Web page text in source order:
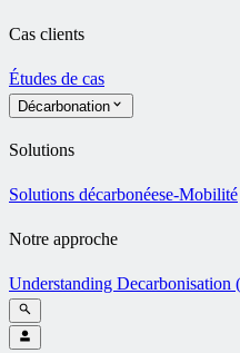
Cas clients
Études de cas
Décarbonation
Solutions
Solutions décarbonéese-Mobilité
Notre approche
Understanding Decarbonisation